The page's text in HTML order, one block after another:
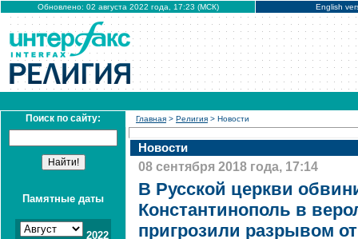
Обновлено: 02 августа 2022 года, 17:23 (МСК) English
Поиск по сайту:
Памятные даты
2022
Главная > Религия > Новости
Новости
08 сентября 2018 года, 17:14
В Русской церкви
Константинополь в
пригрозили разрывом